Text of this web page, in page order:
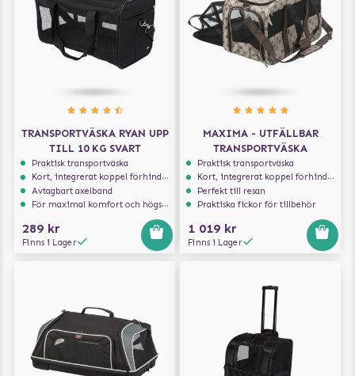
TRANSPORTVÄSKA RYAN UPP
TILL 10 KG SVART
Praktisk transportväska
Kort, integrerat koppel förhindrar att hunden hoppar ur
Avtagbart axelband
För maximal komfort och högsta säkerhet
289 kr
Finns i Lager
MAXIMA - UTFÄLLBAR
TRANSPORTVÄSKA
Praktisk transportväska
Kort, integrerat koppel förhindrar att hunden hoppar ur
Perfekt till resan
Praktiska fickor för tillbehör
1 019 kr
Finns i Lager